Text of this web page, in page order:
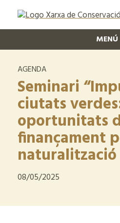
MENÚ
AGENDA
Seminari
ciutats
oportunitats
finançament
08/05/2025